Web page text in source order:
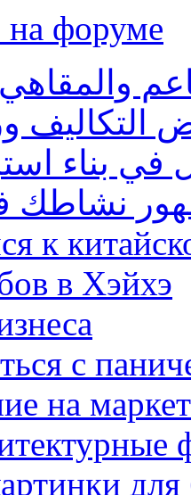
форуме
بناء
نشاطك
к
в Хэйхэ
с
на